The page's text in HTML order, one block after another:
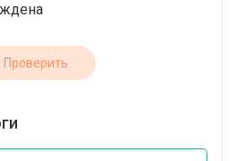
Проверить